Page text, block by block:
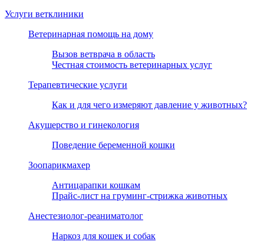
Услуги ветклиники
Ветеринарная помощь на дому
Вызов ветврача в область
Честная стоимость ветеринарных услуг
Терапевтические услуги
Как и для чего измеряют давление у животных?
Акушерство и гинекология
Поведение беременной кошки
Зоопарикмахер
Антицарапки кошкам
Прайс-лист на груминг-стрижка животных
Анестезиолог-реаниматолог
Наркоз для кошек и собак